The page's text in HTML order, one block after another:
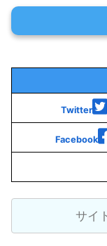
Twitter
Facebook